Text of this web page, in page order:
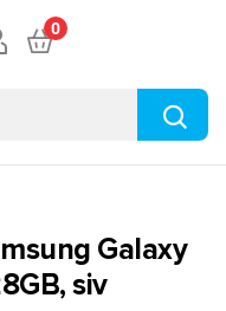
0
Galaxy
siv